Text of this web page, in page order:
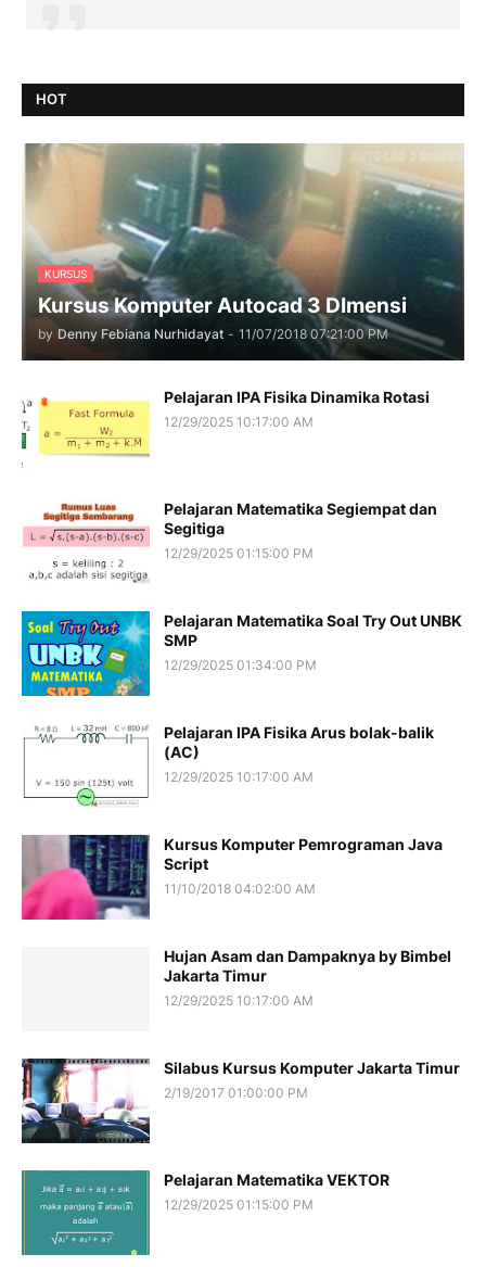
HOT
KURSUS
Kursus Komputer Autocad 3 DImensi
by Denny Febiana Nurhidayat - 11/07/2018 07:21:00 PM
Pelajaran IPA Fisika Dinamika Rotasi
12/29/2025 10:17:00 AM
Pelajaran Matematika Segiempat dan
Segitiga
12/29/2025 01:15:00 PM
Pelajaran Matematika Soal Try Out UNBK
SMP
12/29/2025 01:34:00 PM
Pelajaran IPA Fisika Arus bolak-balik
(AC)
12/29/2025 10:17:00 AM
Kursus Komputer Pemrograman Java
Script
11/10/2018 04:02:00 AM
Hujan Asam dan Dampaknya by Bimbel
Jakarta Timur
12/29/2025 10:17:00 AM
Silabus Kursus Komputer Jakarta Timur
2/19/2017 01:00:00 PM
Pelajaran Matematika VEKTOR
12/29/2025 01:15:00 PM